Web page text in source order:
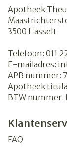
Apotheek
3500 Hasselt
Telefoon: 011
E-mailadres:
APB nummer:
Apotheek
BTW nummer:
FAQ